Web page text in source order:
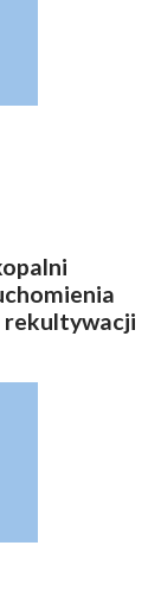
rekultywacji